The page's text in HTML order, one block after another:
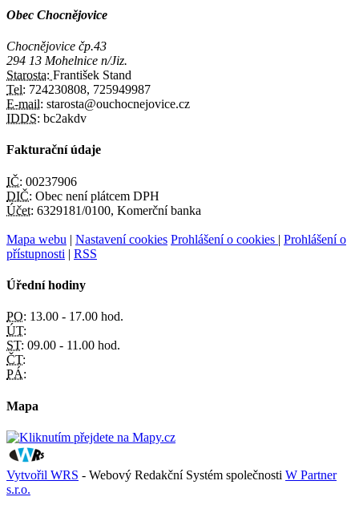
Obec Chocnějovice
Chocnějovice čp.43
294 13 Mohelnice n/Jiz.
Starosta: František Stand
Tel: 724230808, 725949987
E-mail: starosta@ouchocnejovice.cz
IDDS: bc2akdv
Fakturační údaje
IČ: 00237906
DIČ: Obec není plátcem DPH
Účet: 6329181/0100, Komerční banka
Mapa webu | Nastavení cookies Prohlášení o cookies | Prohlášení o
přístupnosti | RSS
Úřední hodiny
PO: 13.00 - 17.00 hod.
ÚT:
ST: 09.00 - 11.00 hod.
ČT:
PÁ:
Mapa
Vytvořil WRS - Webový Redakční Systém společnosti W Partner
s.r.o.